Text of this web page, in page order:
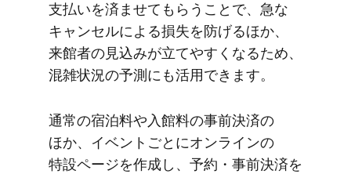
支払いを​済ませて​もらう​ことで、​急な​
キャンセルに​よる​損失を​防げる​ほか、​
来館者の​見込みが​立てやすくなる​ため、​
混雑状況の​予測にも​活用できます。
通常の​宿泊料や​入館料の​事前決済の​
ほか、​イベントごとに​オンラインの​
特設ページを​作成し、​予約・事前決済を​